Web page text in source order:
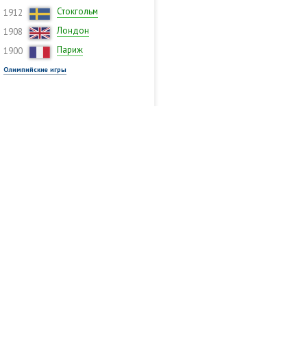
1912
Стокгольм
1908
Лондон
1900
Париж
Олимпийские игры